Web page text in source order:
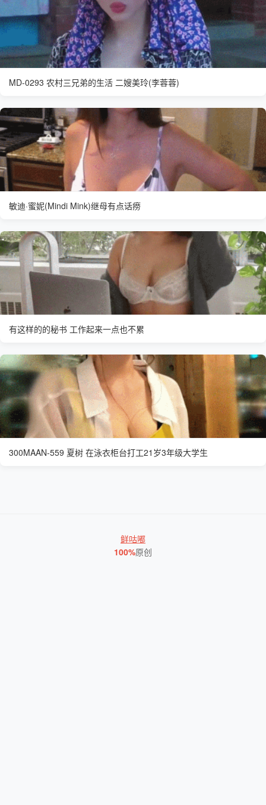
MD-0293 农村三兄弟的生活 二嫂美玲(李蓉蓉)
敏迪·蜜妮(Mindi Mink)继母有点话痨
有这样的的秘书 工作起来一点也不累
300MAAN-559 夏树 在泳衣柜台打工21岁3年级大学生
鲜咕嘟
100%原创